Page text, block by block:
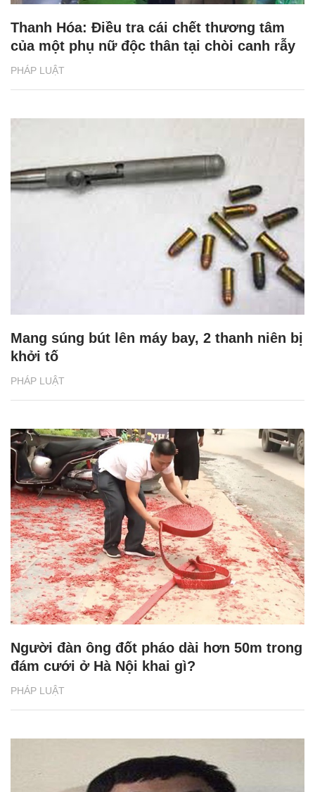
PHÁP LUẬT
Thanh Hóa: Điều tra cái chết thương tâm
của một phụ nữ độc thân tại chòi canh rẫy
PHÁP LUẬT
Mang súng bút lên máy bay, 2 thanh niên bị
khởi tố
PHÁP LUẬT
Người đàn ông đốt pháo dài hơn 50m trong
đám cưới ở Hà Nội khai gì?